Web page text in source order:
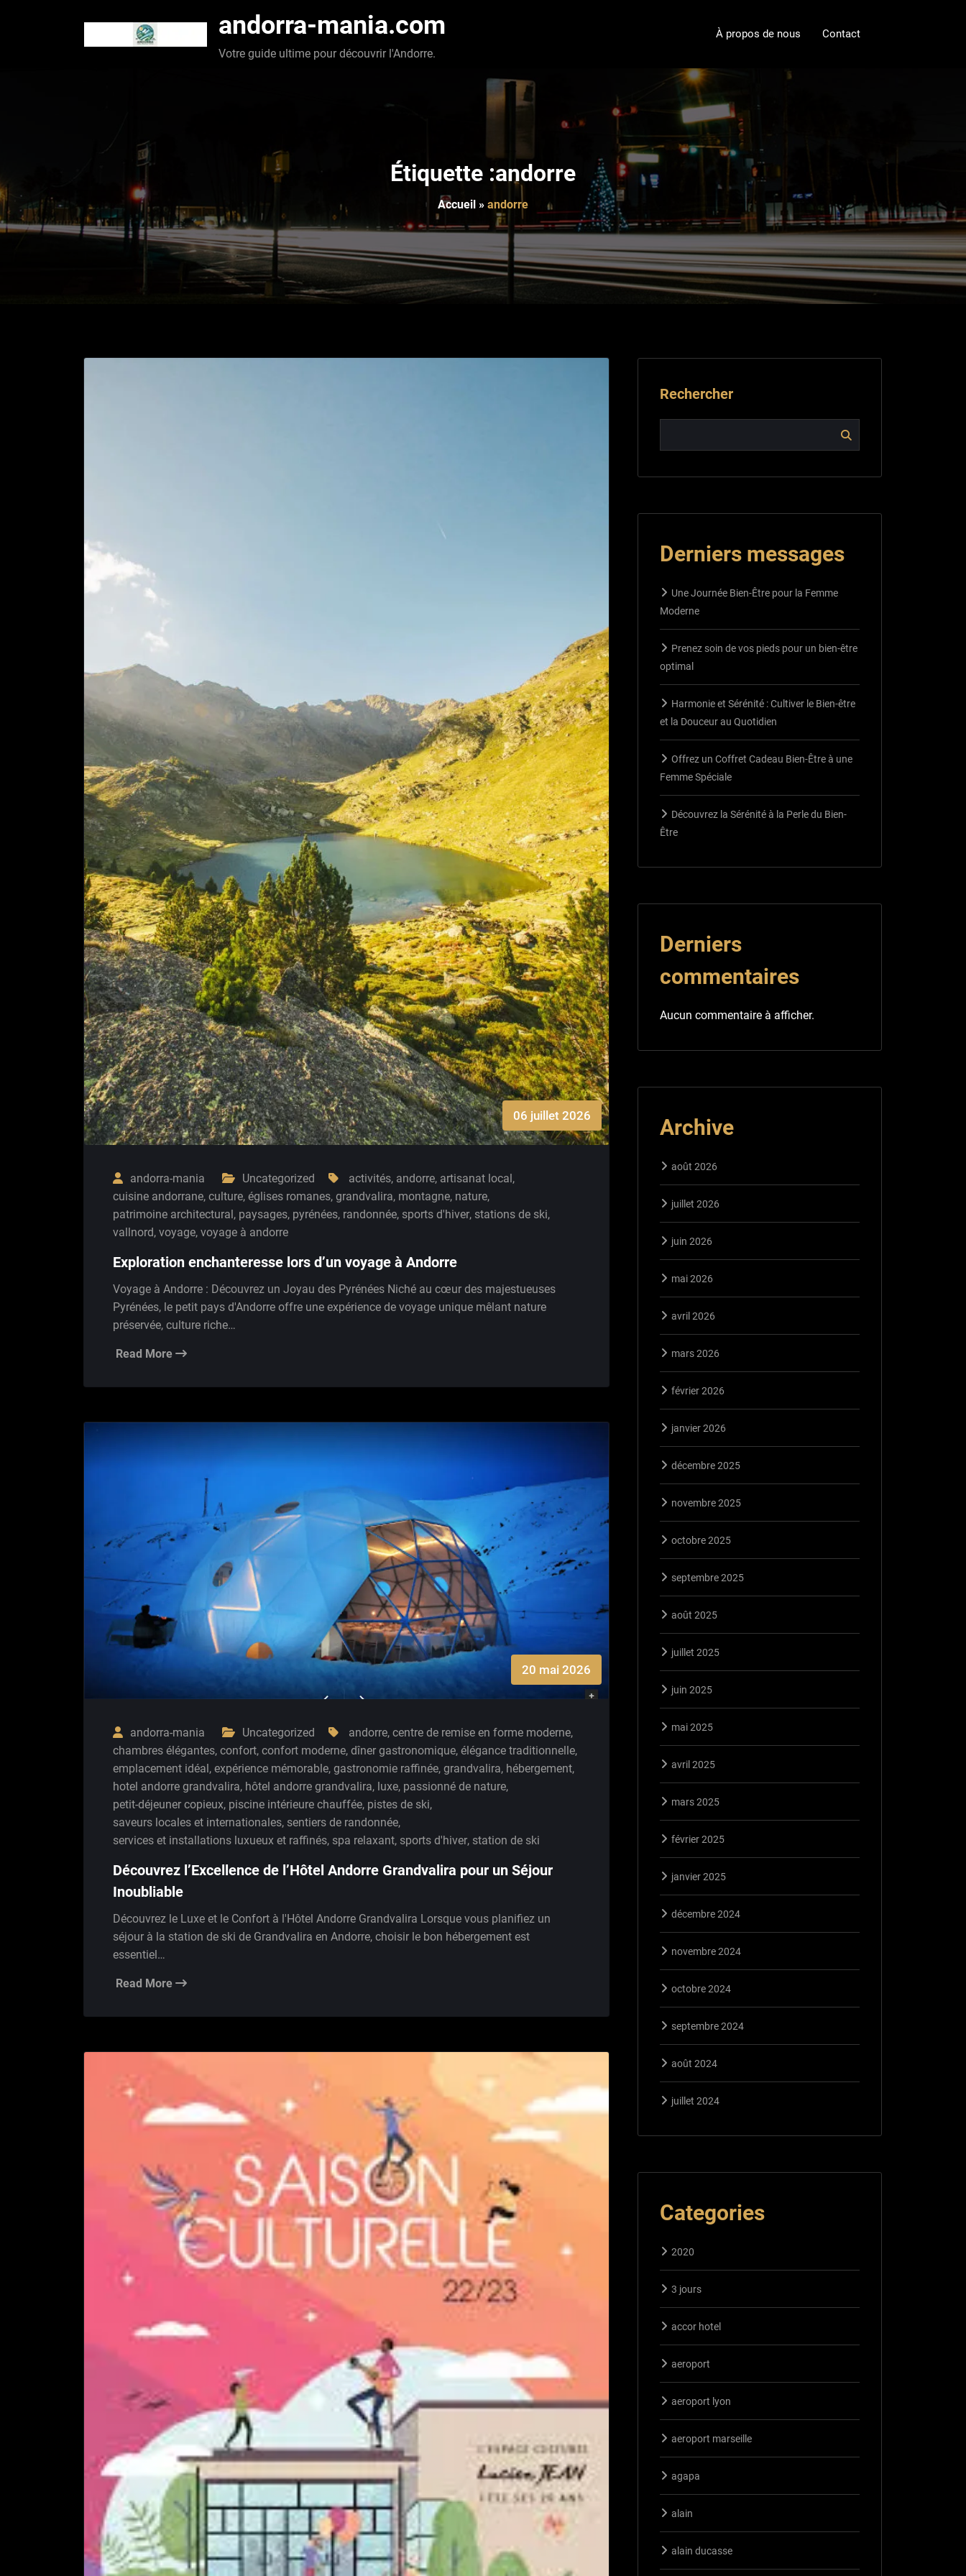
andorra-mania.com
Votre guide ultime pour découvrir l'Andorre.
À propos de nous Contact
Étiquette :andorre
Accueil » andorre
06 juillet 2026
andorra-mania Uncategorized activités, andorre, artisanat local,
cuisine andorrane, culture, églises romanes, grandvalira, montagne, nature,
patrimoine architectural, paysages, pyrénées, randonnée, sports d'hiver, stations de ski,
vallnord, voyage, voyage à andorre
Exploration enchanteresse lors d’un voyage à Andorre
Voyage à Andorre : Découvrez un Joyau des Pyrénées Niché au cœur des majestueuses
Pyrénées, le petit pays d'Andorre offre une expérience de voyage unique mêlant nature
préservée, culture riche…
Read More
20 mai 2026
andorra-mania Uncategorized andorre, centre de remise en forme moderne,
chambres élégantes, confort, confort moderne, dîner gastronomique, élégance traditionnelle,
emplacement idéal, expérience mémorable, gastronomie raffinée, grandvalira, hébergement,
hotel andorre grandvalira, hôtel andorre grandvalira, luxe, passionné de nature,
petit-déjeuner copieux, piscine intérieure chauffée, pistes de ski,
saveurs locales et internationales, sentiers de randonnée,
services et installations luxueux et raffinés, spa relaxant, sports d'hiver, station de ski
Découvrez l’Excellence de l’Hôtel Andorre Grandvalira pour un Séjour
Inoubliable
Découvrez le Luxe et le Confort à l'Hôtel Andorre Grandvalira Lorsque vous planifiez un
séjour à la station de ski de Grandvalira en Andorre, choisir le bon hébergement est
essentiel…
Read More
Rechercher
Derniers messages
Une Journée Bien-Être pour la Femme
Moderne
Prenez soin de vos pieds pour un bien-être
optimal
Harmonie et Sérénité : Cultiver le Bien-être
et la Douceur au Quotidien
Offrez un Coffret Cadeau Bien-Être à une
Femme Spéciale
Découvrez la Sérénité à la Perle du Bien-
Être
Derniers
commentaires
Aucun commentaire à afficher.
Archive
août 2026
juillet 2026
juin 2026
mai 2026
avril 2026
mars 2026
février 2026
janvier 2026
décembre 2025
novembre 2025
octobre 2025
septembre 2025
août 2025
juillet 2025
juin 2025
mai 2025
avril 2025
mars 2025
février 2025
janvier 2025
décembre 2024
novembre 2024
octobre 2024
septembre 2024
août 2024
juillet 2024
Categories
2020
3 jours
accor hotel
aeroport
aeroport lyon
aeroport marseille
agapa
alain
alain ducasse